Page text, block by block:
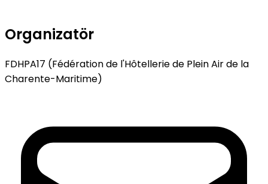
Organizatör
FDHPA17 (Fédération de l'Hôtellerie de Plein Air de la
Charente-Maritime)